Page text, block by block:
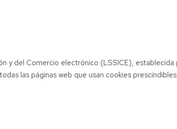
y del Comercio electrónico (LSSICE),
las páginas web que usan cookies